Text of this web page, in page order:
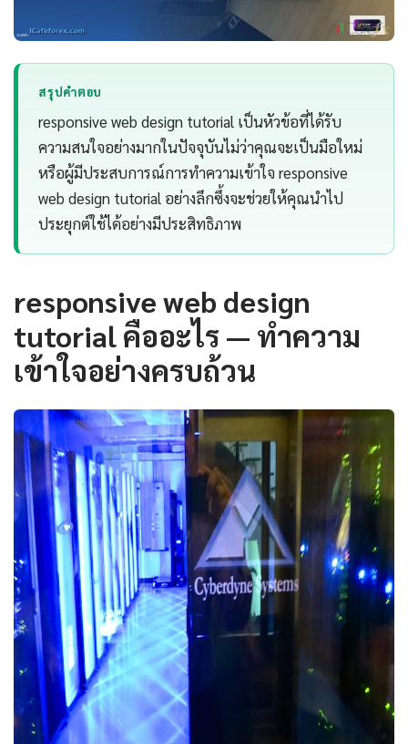
สรุปคำตอบ
responsive web design tutorial เป็นหัวข้อที่ได้รับ
ความสนใจอย่างมากในปัจจุบันไม่ว่าคุณจะเป็นมือใหม่
หรือผู้มีประสบการณ์การทำความเข้าใจ responsive
web design tutorial อย่างลึกซึ้งจะช่วยให้คุณนำไป
ประยุกต์ใช้ได้อย่างมีประสิทธิภาพ
responsive web design
tutorial คืออะไร — ทำความ
เข้าใจอย่างครบถ้วน